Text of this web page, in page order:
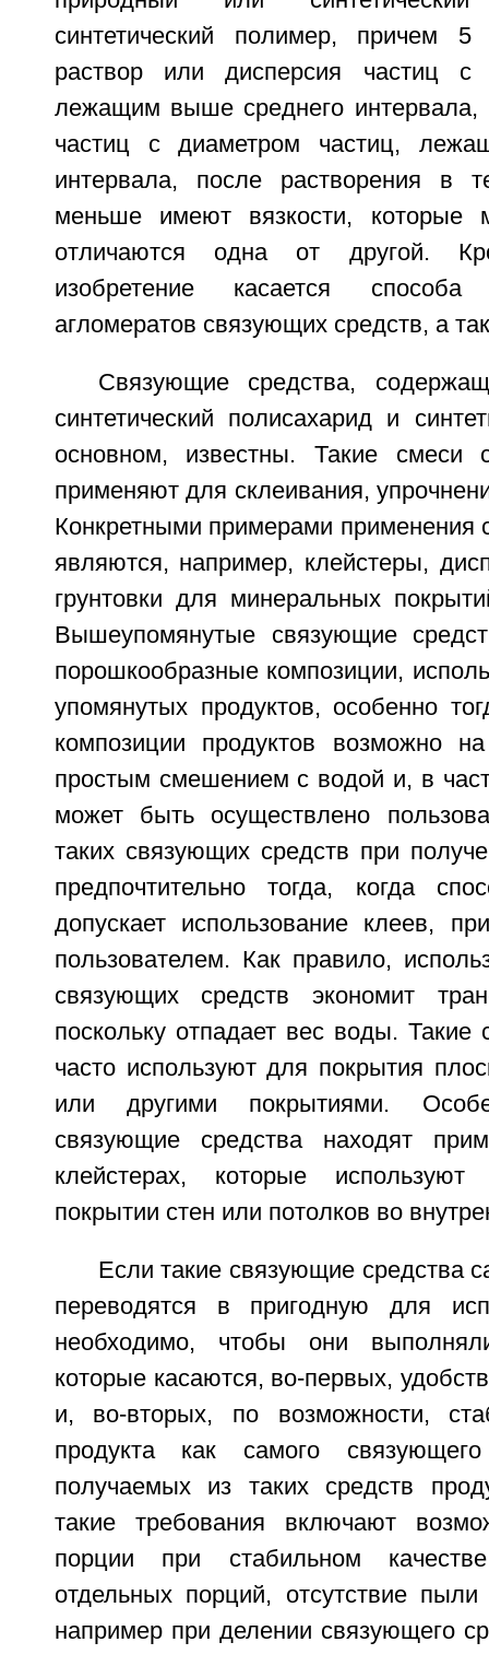
синтетический полимер, причем
раствор или дисперсия частиц с
лежащим выше среднего интервала,
частиц с диаметром частиц,
интервала, после растворения в
меньше имеют вязкости,
отличаются одна от другой.
изобретение касается
агломератов связующих средств, а
Связующие средства,
синтетический полисахарид и
основном, известны. Такие смеси
применяют для склеивания,
Конкретными примерами
являются, например, клейстеры,
грунтовки для минеральных
Вышеупомянутые связующие
порошкообразные композиции,
упомянутых продуктов, особенно
композиции продуктов возможно
простым смешением с водой и, в
может быть осуществлено
таких связующих средств при
предпочтительно тогда, когда
допускает использование клеев,
пользователем. Как правило,
связующих средств экономит
поскольку отпадает вес воды. Такие
часто используют для покрытия
или другими покрытиями.
связующие средства находят
клейстерах, которые
покрытии стен или потолков во
Если такие связующие средства
переводятся в пригодную для
необходимо, чтобы они
которые касаются, во-первых,
и, во-вторых, по возможности,
продукта как самого
получаемых из таких средств
такие требования включают
порции при стабильном
отдельных порций, отсутствие
например при делении связующего